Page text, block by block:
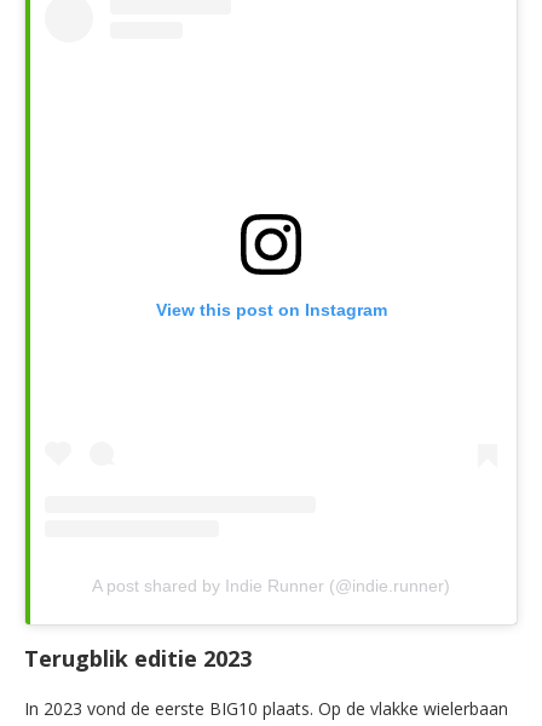
View this post on Instagram
A post shared by Indie Runner (@indie.runner)
Terugblik editie 2023
In 2023 vond de eerste BIG10 plaats. Op de vlakke wielerbaan